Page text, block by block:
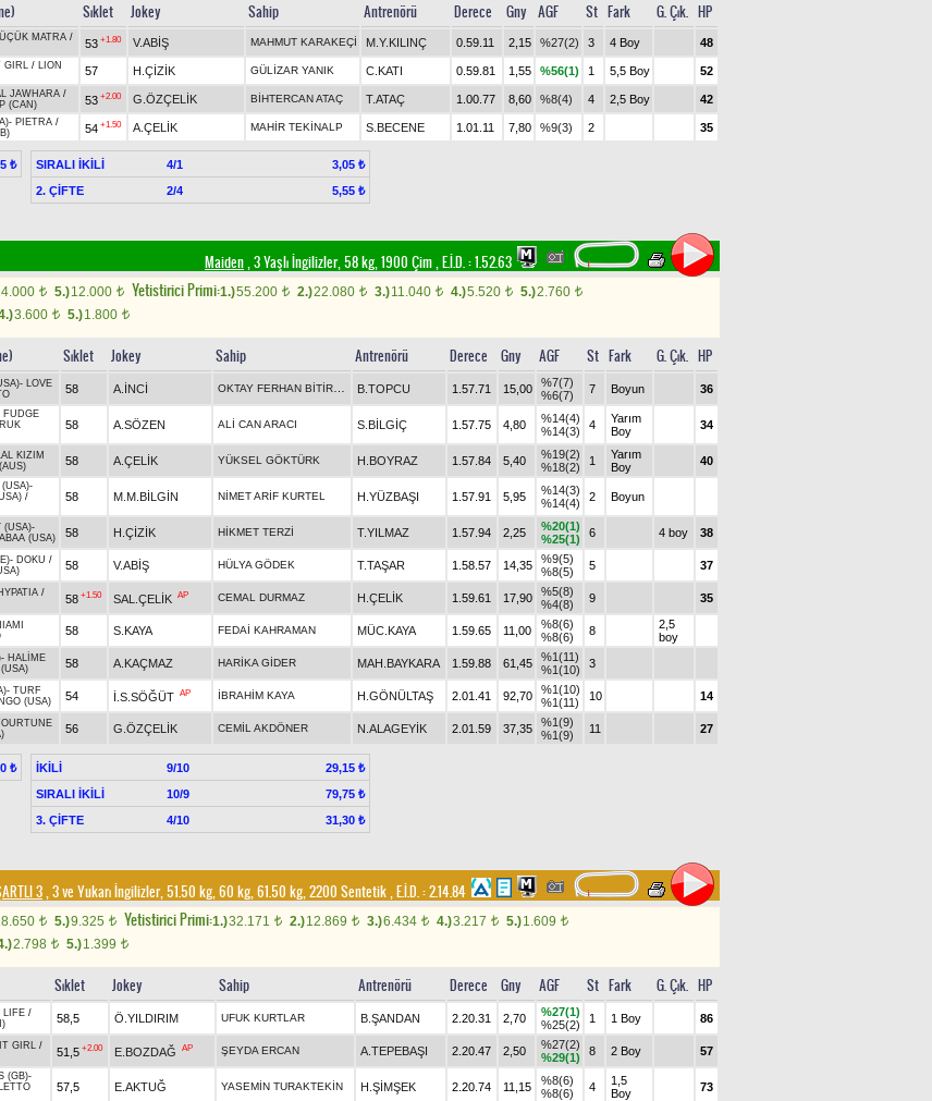
Sıklet Jokey Sahip Antrenörü Derece Gny AGF St Fark G. Çık. HP
MATRA /
53 +1.80 V.ABİŞ MAHMUT KARAKEÇİ M.Y.KILINÇ 0.59.11 2,15 %27(2) 3 4 Boy 48
GIRL / LION
57 H.ÇİZİK GÜLİZAR YANIK C.KATI 0.59.81 1,55 %56(1) 1 5,5 Boy 52
JAWHARA /
(CAN)
53 +2.00 G.ÖZÇELİK BİHTERCAN ATAÇ T.ATAÇ 1.00.77 8,60 %8(4) 4 2,5 Boy 42
- PIETRA /
54 +1.50 A.ÇELİK MAHİR TEKİNALP S.BECENE 1.01.11 7,80 %9(3) 2 35
₺ SIRALI İKİLİ 4/1
3,05 ₺
2. ÇİFTE
2/4 5,55 ₺
Maiden, 3 Yaşlı İngilizler, 58 kg, 1900 Çim,E.İ.D. :1.52.63
t 5.)12.000 t Yetistirici Primi:1.)55.200 t 2.)22.080 t 3.)11.040 t 4.)5.520 t 5.)2.760 t
3.600 t 5.)1.800 t
Sıklet Jokey Sahip Antrenörü Derece Gny AGF St Fark G. Çık. HP
- LOVE
58 A.İNCİ B.TOPCU 1.57.71 15,00
%7(7)
%6(7)
7 Boyun 36
FUDGE
58 A.SÖZEN ALİ CAN ARACI S.BİLGİÇ 1.57.75 4,80
%14(4)
%14(3)
4
Yarım
Boy
34
KIZIM
58 A.ÇELİK YÜKSEL GÖKTÜRK H.BOYRAZ 1.57.84 5,40
%19(2)
%18(2)
1
Yarım
Boy
40
(USA)-
/
58 M.M.BİLGİN NİMET ARİF KURTEL H.YÜZBAŞI 1.57.91 5,95
%14(3)
%14(4)
2 Boyun
(USA)-
(USA) 58 H.ÇİZİK HİKMET TERZİ T.YILMAZ 1.57.94 2,25
%20(1)
%25(1)
6 4 boy 38
- DOKU /
58 V.ABİŞ HÜLYA GÖDEK T.TAŞAR 1.58.57 14,35
%9(5)
%8(5)
5 37
/
58 +1.50 SAL.ÇELİK AP CEMAL DURMAZ H.ÇELİK 1.59.61 17,90
%5(8)
%4(8)
9 35
58 S.KAYA FEDAİ KAHRAMAN MÜC.KAYA 1.59.65 11,00
%8(6)
%8(6)
8
2,5
boy
- HALİME
58 A.KAÇMAZ HARİKA GİDER MAH.BAYKARA 1.59.88 61,45
%1(11)
%1(10)
3
- TURF
(USA) 54 İ.S.SÖĞÜT AP İBRAHİM KAYA H.GÖNÜLTAŞ 2.01.41 92,70
%1(10)
%1(11)
10 14
56 G.ÖZÇELİK CEMİL AKDÖNER N.ALAGEYİK 2.01.59 37,35
%1(9)
%1(9)
11 27
₺ İKİLİ 9/10
29,15 ₺
SIRALI İKİLİ
10/9
79,75 ₺
3. ÇİFTE
4/10 31,30 ₺
3, 3 ve Yukarı İngilizler, 51.50 kg, 60 kg, 61.50 kg, 2200 Sentetik,E.İ.D. :2.14.84
t 5.)9.325 t Yetistirici Primi:1.)32.171 t 2.)12.869 t 3.)6.434 t 4.)3.217 t 5.)1.609 t
2.798 t 5.)1.399 t
Sıklet Jokey Sahip Antrenörü Derece Gny AGF St Fark G. Çık. HP
LIFE /
58,5 Ö.YILDIRIM UFUK KURTLAR B.ŞANDAN 2.20.31 2,70
%27(1)
%25(2)
1 1 Boy 86
GIRL /
51,5 +2.00 E.BOZDAĞ AP ŞEYDA ERCAN A.TEPEBAŞI 2.20.47 2,50
%27(2)
%29(1)
8 2 Boy 57
(GB)-
57,5 E.AKTUĞ YASEMİN TURAKTEKİN H.ŞİMŞEK 2.20.74 11,15
%8(6)
%8(6)
4
1,5
Boy
73